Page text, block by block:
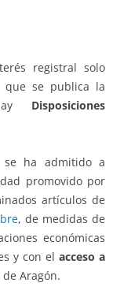
registral solo
que se publica la
Disposiciones
ha admitido a
promovido por
artículos de
, de medidas de
económicas
y con el acceso a
Aragón.